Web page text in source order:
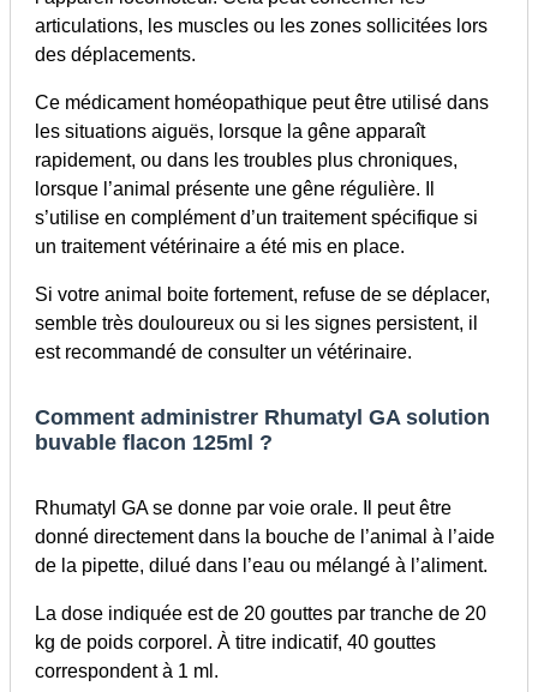
articulations, les muscles ou les zones sollicitées lors
des déplacements.
Ce médicament homéopathique peut être utilisé dans
les situations aiguës, lorsque la gêne apparaît
rapidement, ou dans les troubles plus chroniques,
lorsque l’animal présente une gêne régulière. Il
s’utilise en complément d’un traitement spécifique si
un traitement vétérinaire a été mis en place.
Si votre animal boite fortement, refuse de se déplacer,
semble très douloureux ou si les signes persistent, il
est recommandé de consulter un vétérinaire.
Comment administrer Rhumatyl GA solution
buvable flacon 125ml ?
Rhumatyl GA se donne par voie orale. Il peut être
donné directement dans la bouche de l’animal à l’aide
de la pipette, dilué dans l’eau ou mélangé à l’aliment.
La dose indiquée est de 20 gouttes par tranche de 20
kg de poids corporel. À titre indicatif, 40 gouttes
correspondent à 1 ml.